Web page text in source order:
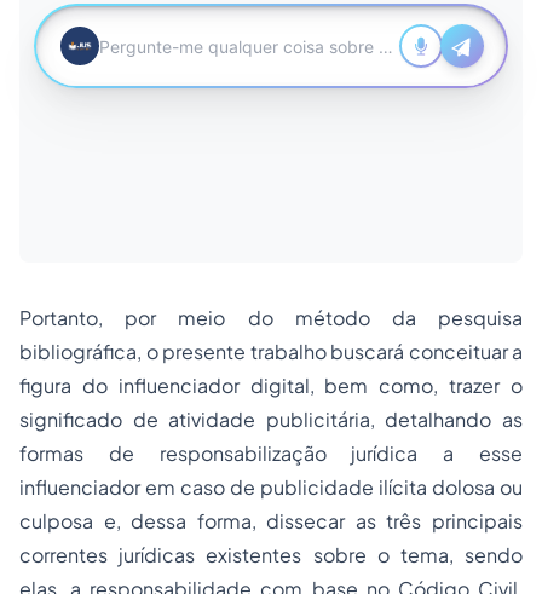
Portanto, por meio do método da pesquisa
bibliográfica, o presente trabalho buscará conceituar a
figura do influenciador digital, bem como, trazer o
significado de atividade publicitária, detalhando as
formas de responsabilização jurídica a esse
influenciador em caso de publicidade ilícita dolosa ou
culposa e, dessa forma, dissecar as três principais
correntes jurídicas existentes sobre o tema, sendo